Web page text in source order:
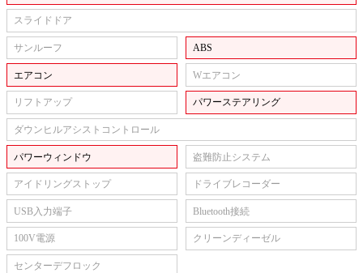
スライドドア
サンルーフ ABS
エアコン Wエアコン
リフトアップ パワーステアリング
ダウンヒルアシストコントロール
パワーウィンドウ 盗難防止システム
アイドリングストップ ドライブレコーダー
USB入力端子 Bluetooth接続
100V電源 クリーンディーゼル
センターデフロック